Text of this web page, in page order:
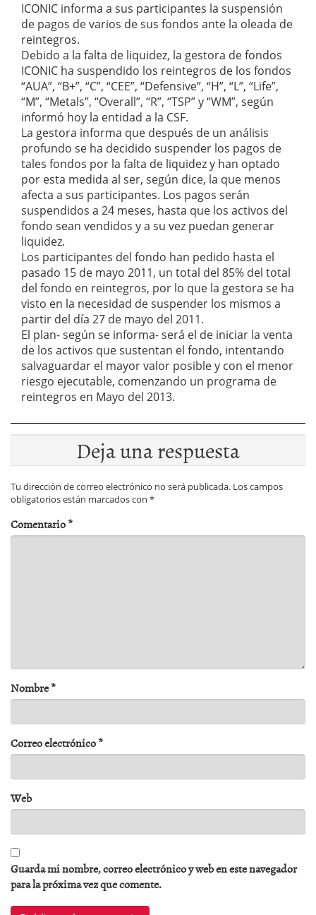
ICONIC informa a sus participantes la suspensión
de pagos de varios de sus fondos ante la oleada de
reintegros.
Debido a la falta de liquidez, la gestora de fondos
ICONIC ha suspendido los reintegros de los fondos
“AUA”, “B+”, “C”, “CEE”, “Defensive”, “H”, “L”, “Life”,
“M”, “Metals”, “Overall”, “R”, “TSP” y “WM”, según
informó hoy la entidad a la CSF.
La gestora informa que después de un análisis
profundo se ha decidido suspender los pagos de
tales fondos por la falta de liquidez y han optado
por esta medida al ser, según dice, la que menos
afecta a sus participantes. Los pagos serán
suspendidos a 24 meses, hasta que los activos del
fondo sean vendidos y a su vez puedan generar
liquidez.
Los participantes del fondo han pedido hasta el
pasado 15 de mayo 2011, un total del 85% del total
del fondo en reintegros, por lo que la gestora se ha
visto en la necesidad de suspender los mismos a
partir del día 27 de mayo del 2011.
El plan- según se informa- será el de iniciar la venta
de los activos que sustentan el fondo, intentando
salvaguardar el mayor valor posible y con el menor
riesgo ejecutable, comenzando un programa de
reintegros en Mayo del 2013.
Deja una respuesta
Tu dirección de correo electrónico no será publicada. Los campos
obligatorios están marcados con *
Comentario*
Nombre*
Correo electrónico*
Web
Guarda mi nombre, correo electrónico y web en este navegador
para la próxima vez que comente.